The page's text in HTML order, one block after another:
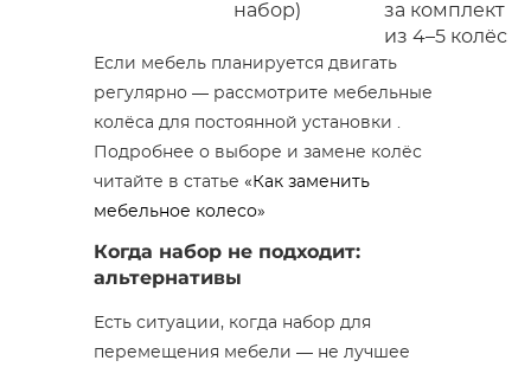
набор)
за комплект
из 4–5 колёс
Если мебель планируется двигать
регулярно — рассмотрите мебельные
колёса для постоянной установки .
Подробнее о выборе и замене колёс
читайте в статье «Как заменить
мебельное колесо»
Когда набор не подходит:
альтернативы
Есть ситуации, когда набор для
перемещения мебели — не лучшее